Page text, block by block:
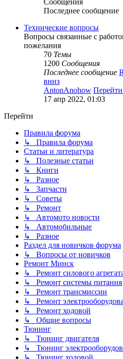
Сообщения
Последнее сообщение
Технические вопросы
Вопросы связанные с
пожелания
70 Темы
1200 Сообщения
Последнее сообщение
вниз
AntonAnohow
17 апр 2022, 01:03
Перейти
Правила форума
↳ Правила форума
Статьи и литература
↳ Полезные статьи
↳ Книги
↳ Разное
↳ Запчасти
↳ Советы
↳ Ремонт
↳ Автомото новости
↳ Автомобильные
↳ Разное
Раздел для новичков форума
↳ Вопросы от новичков
Ремонт Минск
↳ Ремонт силового
↳ Ремонт системы питания
↳ Ремонт трансмиссии
↳ Ремонт
↳ Ремонт ходовой
↳ Общие вопросы
Тюнинг
↳ Тюнинг двигателя
↳ Тюнинг